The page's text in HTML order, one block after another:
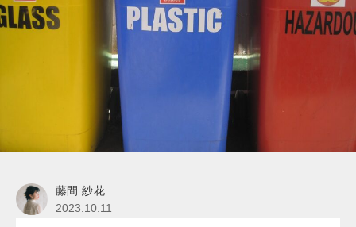
藤間 紗花
2023.10.11